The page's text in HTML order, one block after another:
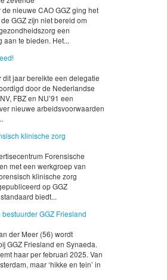
nieuwe CAO GGZ ging het
GGZ zijn niet bereid om
een
aan te bieden. Het...
jaar bereikte een delegatie
door de Nederlandse
FBZ en NU’91 een
nieuwe arbeidsvoorwaarden
klinische zorg
Forensische
met een werkgroep van
klinische zorg
op GGZ
biedt...
GGZ Friesland
der Meer (56) wordt
GGZ Friesland en Synaeda.
haar per februari 2025. Van
maar ‘hikke en tein’ in